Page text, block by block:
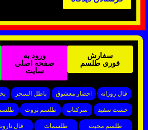
سفارش
فوری طلسم
ورود به
صفحه اصلی
سایت
فال روزانه احضار معشوق باطل السحر
خشت سفید سرکتاب طلسم ثروت
طلسم محبت طلسمات فال